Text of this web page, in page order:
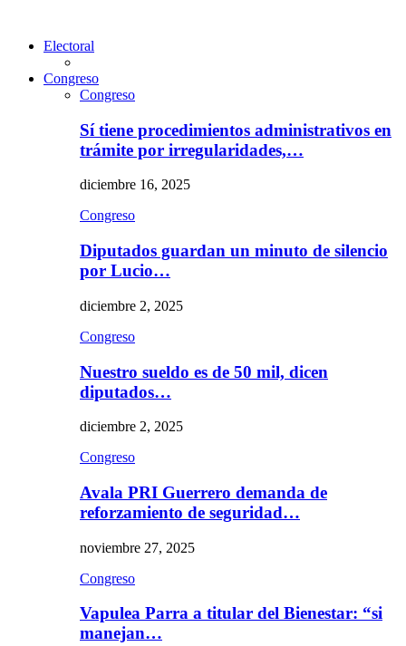
Electoral
Congreso
Congreso
Sí tiene procedimientos administrativos en
trámite por irregularidades,…
diciembre 16, 2025
Congreso
Diputados guardan un minuto de silencio
por Lucio…
diciembre 2, 2025
Congreso
Nuestro sueldo es de 50 mil, dicen
diputados…
diciembre 2, 2025
Congreso
Avala PRI Guerrero demanda de
reforzamiento de seguridad…
noviembre 27, 2025
Congreso
Vapulea Parra a titular del Bienestar: “si
manejan…